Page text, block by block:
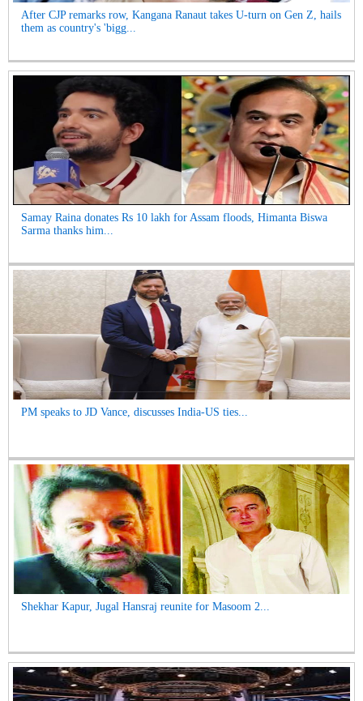
After CJP remarks row, Kangana Ranaut takes U-turn on Gen Z, hails
them as country's 'bigg...
Samay Raina donates Rs 10 lakh for Assam floods, Himanta Biswa
Sarma thanks him...
PM speaks to JD Vance, discusses India-US ties...
Shekhar Kapur, Jugal Hansraj reunite for Masoom 2...